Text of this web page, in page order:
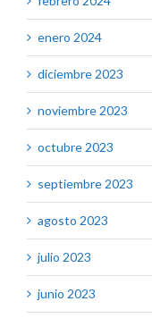
enero 2024
diciembre 2023
noviembre 2023
octubre 2023
septiembre 2023
agosto 2023
julio 2023
junio 2023